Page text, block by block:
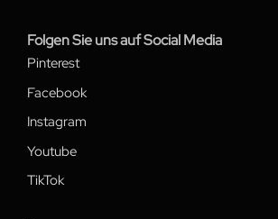
Folgen Sie uns auf Social Media
Pinterest
Facebook
Instagram
Youtube
TikTok